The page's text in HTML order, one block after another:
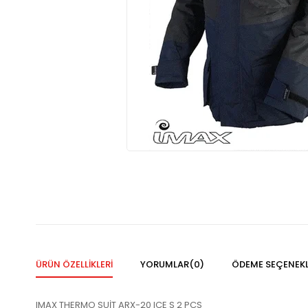
ÜRÜN ÖZELLIKLERI YORUMLAR(0) ÖDEME
IMAX THERMO SUİT ARX-20 ICE S 2 PCS